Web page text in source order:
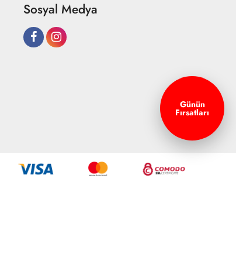
Sosyal Medya
Günün
Fırsatları